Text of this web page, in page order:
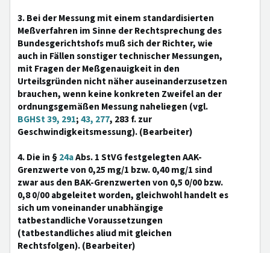
3. Bei der Messung mit einem standardisierten
Meßverfahren im Sinne der Rechtsprechung des
Bundesgerichtshofs muß sich der Richter, wie
auch in Fällen sonstiger technischer Messungen,
mit Fragen der Meßgenauigkeit in den
Urteilsgründen nicht näher auseinanderzusetzen
brauchen, wenn keine konkreten Zweifel an der
ordnungsgemäßen Messung naheliegen (vgl.
BGHSt 39, 291;43, 277, 283 f. zur
Geschwindigkeitsmessung). (Bearbeiter)
4. Die in §24aAbs. 1 StVG festgelegten AAK-
Grenzwerte von 0,25 mg/1 bzw. 0,40 mg/1 sind
zwar aus den BAK-Grenzwerten von 0,5 0/00 bzw.
0,8 0/00 abgeleitet worden, gleichwohl handelt es
sich um voneinander unabhängige
tatbestandliche Voraussetzungen
(tatbestandliches aliud mit gleichen
Rechtsfolgen). (Bearbeiter)